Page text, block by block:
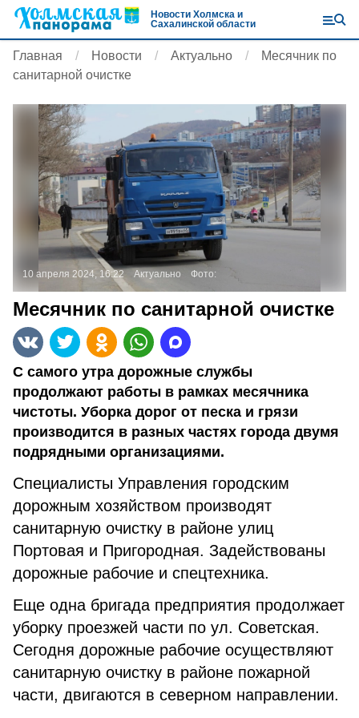
Новости Холмска и
Сахалинской области
Главная Новости Актуально
Месячник по
санитарной очистке
10 апреля 2024, 16:22 Актуально Фото:
Месячник по санитарной очистке
С самого утра дорожные службы
продолжают работы в рамках месячника
чистоты. Уборка дорог от песка и грязи
производится в разных частях города двумя
подрядными организациями.
Специалисты Управления городским
дорожным хозяйством производят
санитарную очистку в районе улиц
Портовая и Пригородная. Задействованы
дорожные рабочие и спецтехника.
Еще одна бригада предприятия продолжает
уборку проезжей части по ул. Советская.
Сегодня дорожные рабочие осуществляют
санитарную очистку в районе пожарной
части, двигаются в северном направлении.